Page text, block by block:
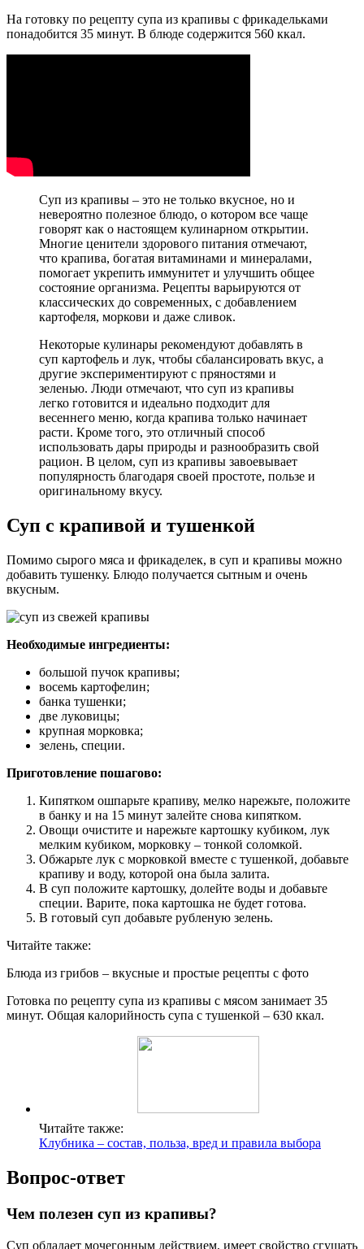
На готовку по рецепту супа из крапивы с фрикадельками
понадобится 35 минут. В блюде содержится 560 ккал.
Суп из крапивы – это не только вкусное, но и
невероятно полезное блюдо, о котором все чаще
говорят как о настоящем кулинарном открытии.
Многие ценители здорового питания отмечают,
что крапива, богатая витаминами и минералами,
помогает укрепить иммунитет и улучшить общее
состояние организма. Рецепты варьируются от
классических до современных, с добавлением
картофеля, моркови и даже сливок.
Некоторые кулинары рекомендуют добавлять в
суп картофель и лук, чтобы сбалансировать вкус, а
другие экспериментируют с пряностями и
зеленью. Люди отмечают, что суп из крапивы
легко готовится и идеально подходит для
весеннего меню, когда крапива только начинает
расти. Кроме того, это отличный способ
использовать дары природы и разнообразить свой
рацион. В целом, суп из крапивы завоевывает
популярность благодаря своей простоте, пользе и
оригинальному вкусу.
Суп с крапивой и тушенкой
Помимо сырого мяса и фрикаделек, в суп и крапивы можно
добавить тушенку. Блюдо получается сытным и очень
вкусным.
Необходимые ингредиенты:
большой пучок крапивы;
восемь картофелин;
банка тушенки;
две луковицы;
крупная морковка;
зелень, специи.
Приготовление пошагово:
Кипятком ошпарьте крапиву, мелко нарежьте, положите
в банку и на 15 минут залейте снова кипятком.
Овощи очистите и нарежьте картошку кубиком, лук
мелким кубиком, морковку – тонкой соломкой.
Обжарьте лук с морковкой вместе с тушенкой, добавьте
крапиву и воду, которой она была залита.
В суп положите картошку, долейте воды и добавьте
специи. Варите, пока картошка не будет готова.
В готовый суп добавьте рубленую зелень.
Читайте также:
Блюда из грибов – вкусные и простые рецепты с фото
Готовка по рецепту супа из крапивы с мясом занимает 35
минут. Общая калорийность супа с тушенкой – 630 ккал.
Читайте также:
Клубника – состав, польза, вред и правила выбора
Вопрос-ответ
Чем полезен суп из крапивы?
Суп обладает мочегонным действием, имеет свойство сгущать